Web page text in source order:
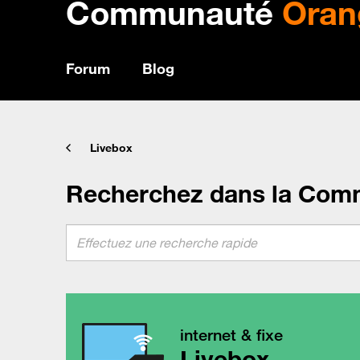
Communauté
Forum Blog
Livebox
Recherchez dans la
internet & fixe